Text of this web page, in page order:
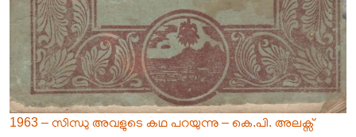
1963 – സിന്ധു അവളുടെ കഥ പറയുന്നു – കെ.പി. അലക്സ്